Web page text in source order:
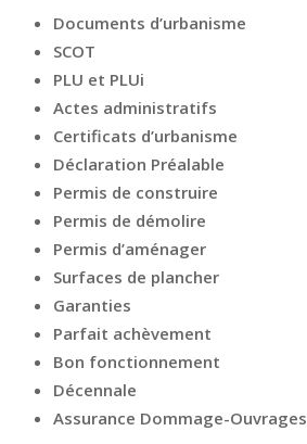
Documents d’urbanisme
SCOT
PLU et PLUi
Actes administratifs
Certificats d’urbanisme
Déclaration Préalable
Permis de construire
Permis de démolire
Permis d’aménager
Surfaces de plancher
Garanties
Parfait achèvement
Bon fonctionnement
Décennale
Assurance Dommage-Ouvrages